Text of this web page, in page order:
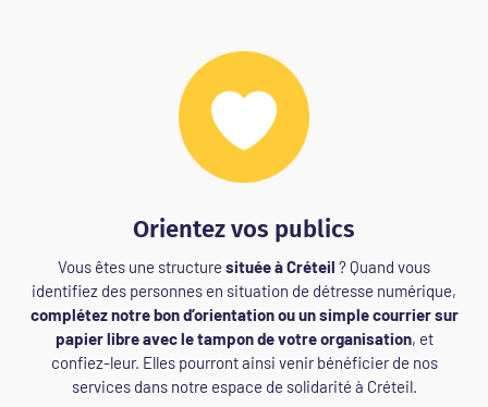
Orientez vos publics
Vous êtes une structure située à Créteil ? Quand vous
identifiez des personnes en situation de détresse numérique,
complétez notre bon d’orientation ou un simple courrier sur
papier libre avec le tampon de votre organisation, et
confiez-leur. Elles pourront ainsi venir bénéficier de nos
services dans notre espace de solidarité à Créteil.